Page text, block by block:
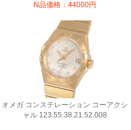
N品価格：44000円
オメガ コンステレーション コーアクシ
ャル 123.55.38.21.52.008